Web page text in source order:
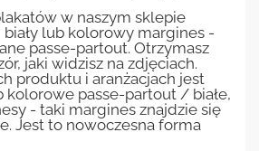
w naszym sklepie
biały lub kolorowy margines -
passe-partout. Otrzymasz
jaki widzisz na zdjęciach.
produktu i aranżacjach jest
kolorowe passe-partout / białe,
- taki margines znajdzie się
Jest to nowoczesna forma